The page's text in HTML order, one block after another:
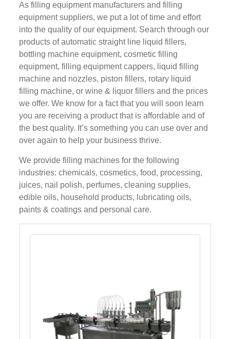
As filling equipment manufacturers and filling
equipment suppliers, we put a lot of time and effort
into the quality of our equipment. Search through our
products of automatic straight line liquid fillers,
bottling machine equipment, cosmetic filling
equipment, filling equipment cappers, liquid filling
machine and nozzles, piston fillers, rotary liquid
filling machine, or wine & liquor fillers and the prices
we offer. We know for a fact that you will soon learn
you are receiving a product that is affordable and of
the best quality. It’s something you can use over and
over again to help your business thrive.
We provide filling machines for the following
industries: chemicals, cosmetics, food, processing,
juices, nail polish, perfumes, cleaning supplies,
edible oils, household products, lubricating oils,
paints & coatings and personal care.